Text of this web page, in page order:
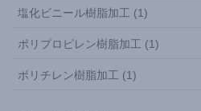
塩化ビニール樹脂加工 (1)
ポリプロピレン樹脂加工 (1)
ポリチレン樹脂加工 (1)